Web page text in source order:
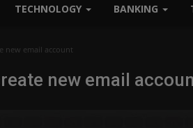
TECHNOLOGY BANKING
new email account
new email